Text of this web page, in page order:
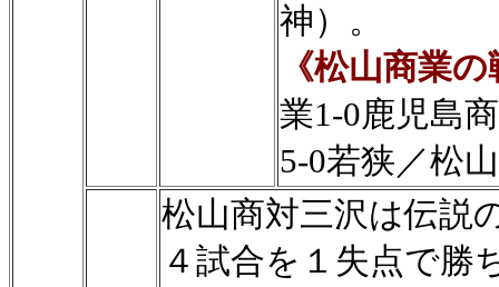
神）。
《松山商業
業1-0鹿児島
5-0若狭／松
松山商対三沢は伝説
４試合を１失点で勝